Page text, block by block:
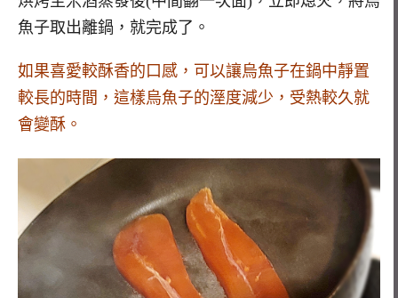
魚子取出離鍋，就完成了。
如果喜愛較酥香的口感，可以讓烏魚子在鍋中靜置
較長的時間，這樣烏魚子的溼度減少，受熱較久就
會變酥。